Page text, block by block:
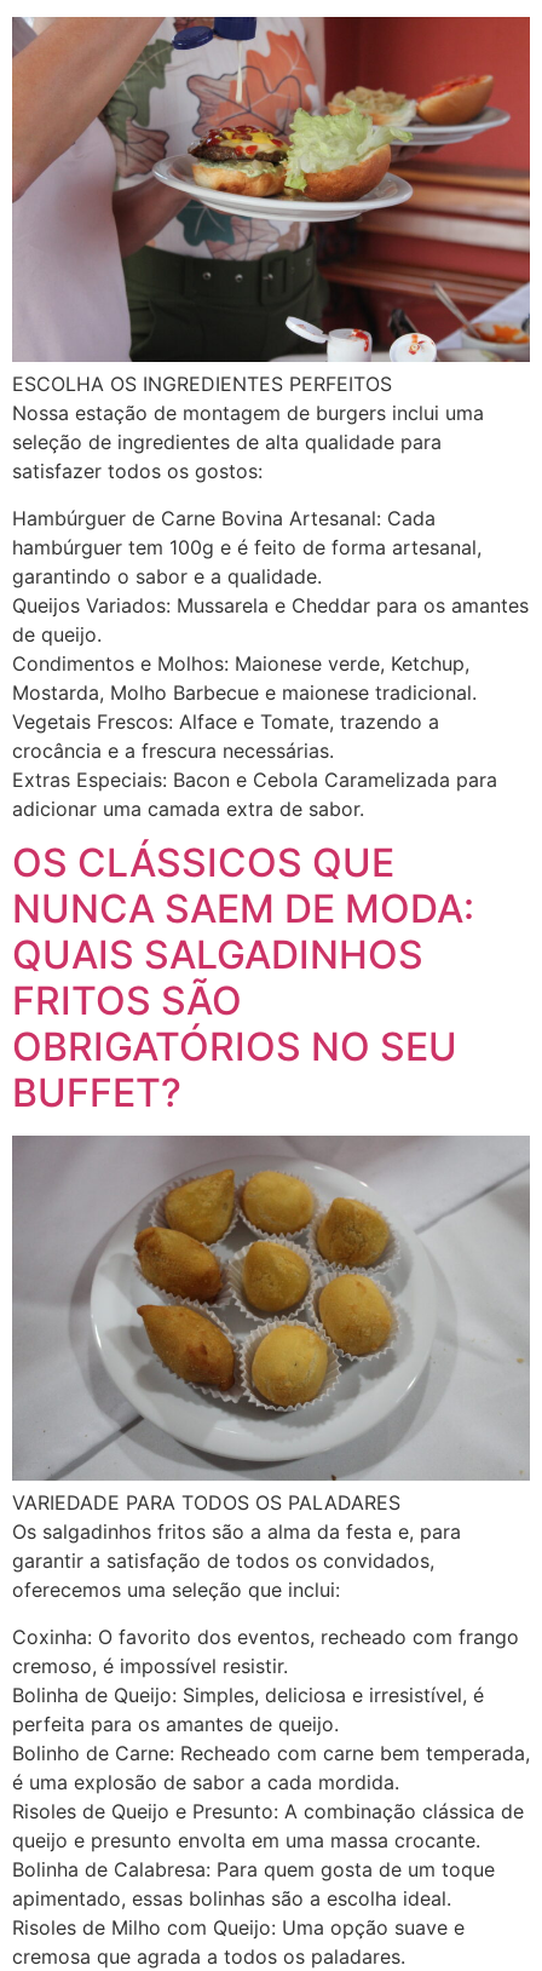
ESCOLHA OS INGREDIENTES PERFEITOS
Nossa estação de montagem de burgers inclui uma
seleção de ingredientes de alta qualidade para
satisfazer todos os gostos:
Hambúrguer de Carne Bovina Artesanal: Cada
hambúrguer tem 100g e é feito de forma artesanal,
garantindo o sabor e a qualidade.
Queijos Variados: Mussarela e Cheddar para os amantes
de queijo.
Condimentos e Molhos: Maionese verde, Ketchup,
Mostarda, Molho Barbecue e maionese tradicional.
Vegetais Frescos: Alface e Tomate, trazendo a
crocância e a frescura necessárias.
Extras Especiais: Bacon e Cebola Caramelizada para
adicionar uma camada extra de sabor.
OS CLÁSSICOS QUE
NUNCA SAEM DE MODA:
QUAIS SALGADINHOS
FRITOS SÃO
OBRIGATÓRIOS NO SEU
BUFFET?
VARIEDADE PARA TODOS OS PALADARES
Os salgadinhos fritos são a alma da festa e, para
garantir a satisfação de todos os convidados,
oferecemos uma seleção que inclui:
Coxinha: O favorito dos eventos, recheado com frango
cremoso, é impossível resistir.
Bolinha de Queijo: Simples, deliciosa e irresistível, é
perfeita para os amantes de queijo.
Bolinho de Carne: Recheado com carne bem temperada,
é uma explosão de sabor a cada mordida.
Risoles de Queijo e Presunto: A combinação clássica de
queijo e presunto envolta em uma massa crocante.
Bolinha de Calabresa: Para quem gosta de um toque
apimentado, essas bolinhas são a escolha ideal.
Risoles de Milho com Queijo: Uma opção suave e
cremosa que agrada a todos os paladares.